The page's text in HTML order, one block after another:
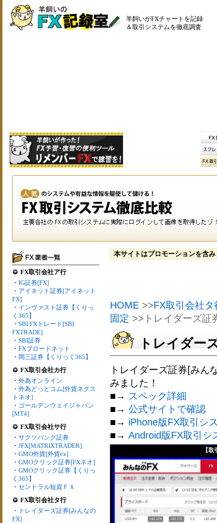
羊飼いがFXチャートを記録
＆取引システムを徹底調査
FX取引会社ア行
・ IG証券[FX]
・ アイネット証券[アイネット
FX]
・ インヴァスト証券【くりっ
く365】
・ SBI FXトレード[SBI
FXTRADE]
・ SBI証券
・ FXブロードネット
・ 岡三証券【くりっく365】
FX取引会社カ行
・ 外為オンライン
・ 外為どっとコム[外貨ネクス
トネオ]
・ ゴールデンウェイジャパン
[MT4]
FX取引会社サ行
・ サクソバンク証券
・ JFX[MATRIXTRADER]
・ GMO外貨[外貨ex]
・ GMOクリック証券[FXネオ]
・ GMOクリック証券【くりっ
く365】
・ セントラル短資ＦＸ
FX取引会社タ行
・ トレイダーズ証券[みんなの
FX]
本サイトはプロモーションを含み
HOME >>FX取引会社タ
固定 >>トレイダーズ証
トレイダー
トレイダーズ証券[みん
みました！
■→ スペック詳細
■→ 公式サイトで確認
■→ iPhone版FX取引シ
■→ Android版FX取引シ
【